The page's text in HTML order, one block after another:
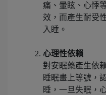
痛、暈眩、心悸
效，而產生耐受
入睡。
心理性依賴
對安眠藥產生依
睡眠畫上等號，
睡，一旦失眠，